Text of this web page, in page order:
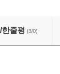
한줄평 (3/0)